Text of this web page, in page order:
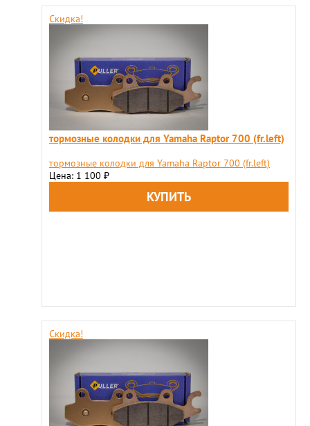
Скидка!
тормозные колодки для Yamaha Raptor 700 (fr.left)
тормозные колодки для Yamaha Raptor 700 (fr.left)
Цена: 1 100 ₽
Скидка!